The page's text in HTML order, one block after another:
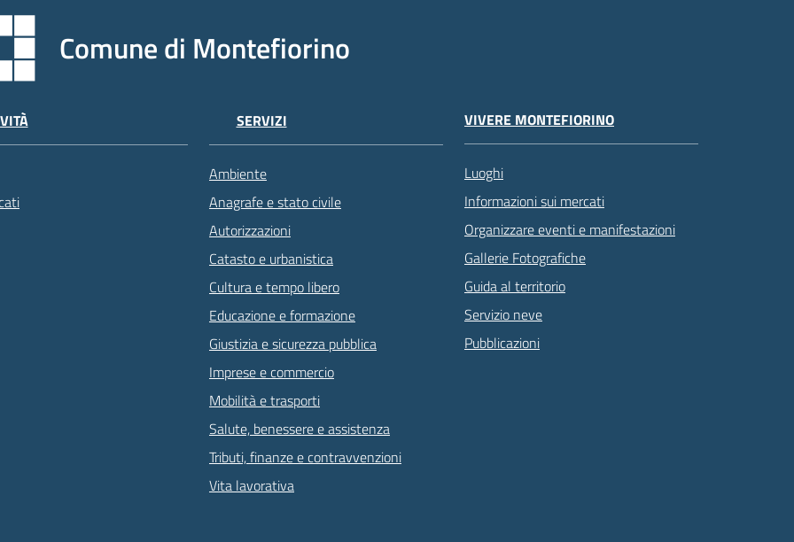
Comune di Montefiorino
SERVIZI
Ambiente
Anagrafe e stato civile
Autorizzazioni
Catasto e urbanistica
Cultura e tempo libero
Educazione e formazione
Giustizia e sicurezza pubblica
Imprese e commercio
Mobilità e trasporti
Salute, benessere e assistenza
Tributi, finanze e contravvenzioni
Vita lavorativa
VIVERE MONTEFIORINO
Luoghi
Informazioni sui mercati
Organizzare eventi e manifestazioni
Gallerie Fotografiche
Guida al territorio
Servizio neve
Pubblicazioni